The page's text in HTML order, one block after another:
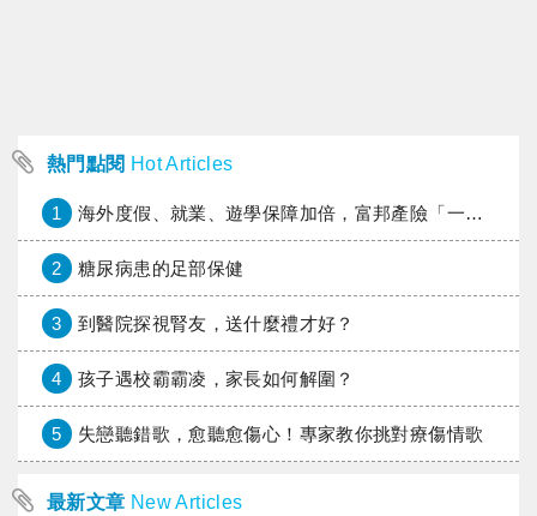
熱門點閱 Hot Articles
1 海外度假、就業、遊學保障加倍，富邦產險「一期逐夢」專案加碼遠距醫療與緊急救援
2 糖尿病患的足部保健
3 到醫院探視腎友，送什麼禮才好？
4 孩子遇校霸霸凌，家長如何解圍？
5 失戀聽錯歌，愈聽愈傷心！專家教你挑對療傷情歌
最新文章 New Articles